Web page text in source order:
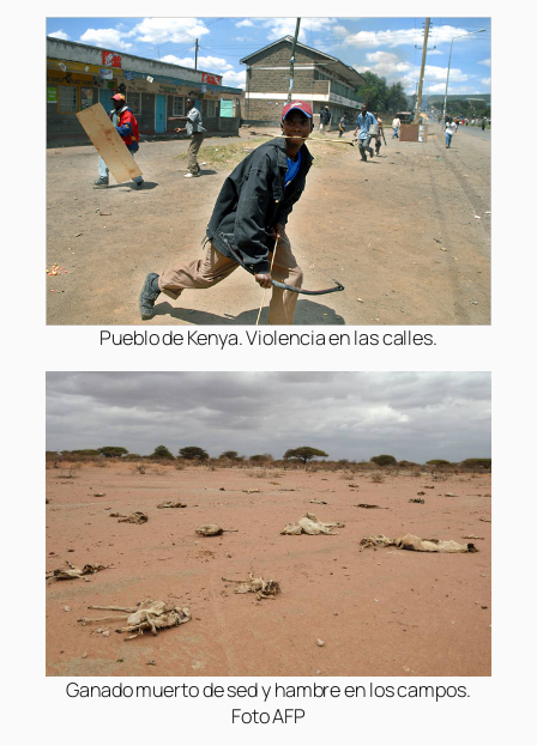
Pueblo de Kenya. Violencia en las calles.
Ganado muerto de sed y hambre en los campos.
Foto AFP